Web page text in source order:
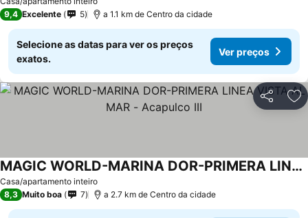
9,4 Excelente 5 a 1.1 km de Centro da cidade
Selecione as datas para ver os preços
exatos.
Ver preços
Partilhar
Casa/apartamento inteiro
MAGIC WORLD-MARINA DOR-PRIMERA LINEA VISTA AL MAR - Acapulco III
8,3 Muito boa 7 a 2.7 km de Centro da cidade